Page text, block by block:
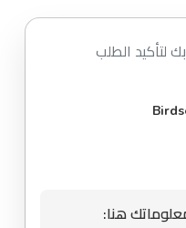
لتأكيد الطلب
هنا: